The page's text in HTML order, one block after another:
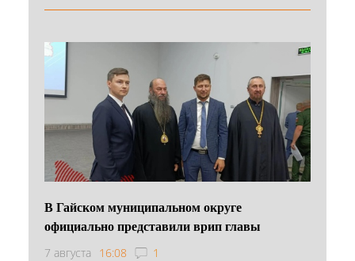
В Гайском муниципальном округе
официально представили врип главы
7 августа 16:08 1